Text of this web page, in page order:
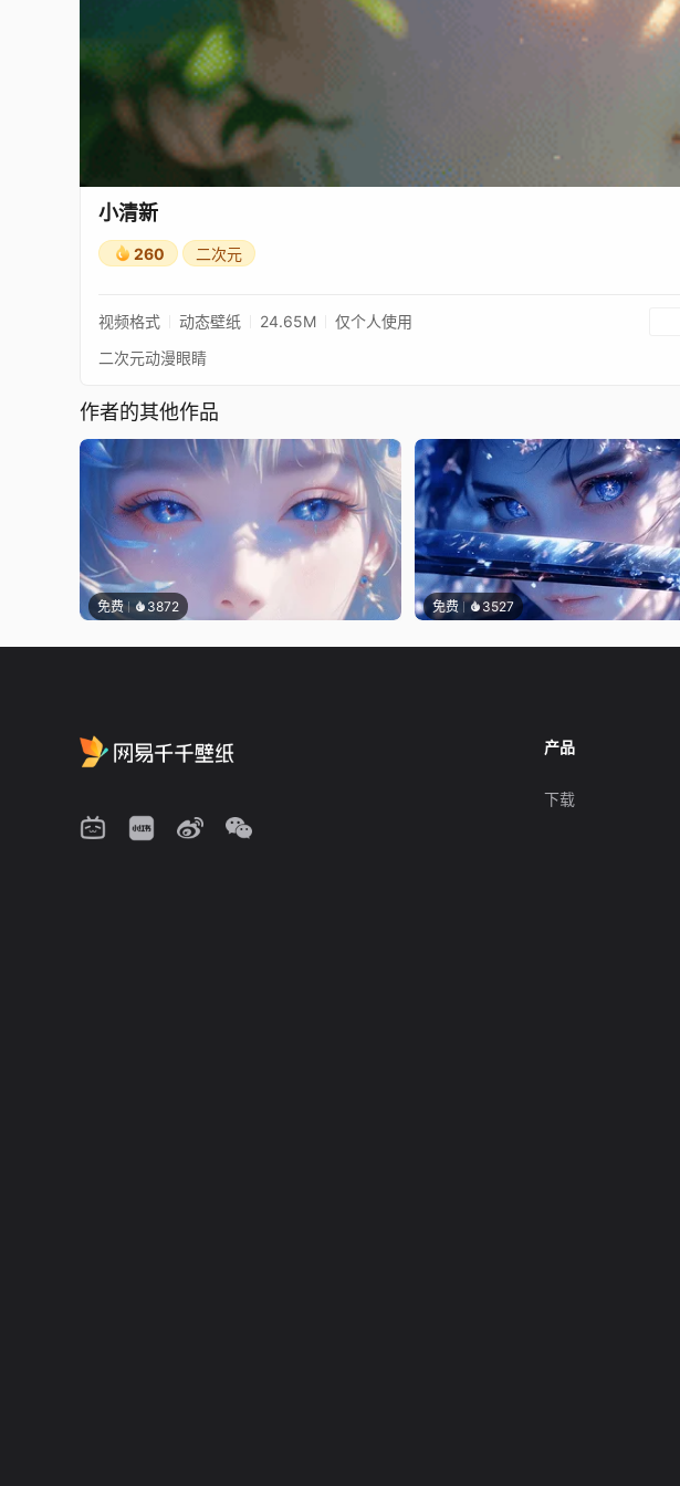
小清新
260 二次元
视频格式 动态壁纸 24.65M 仅个人使用
二次元动漫眼睛
作者的其他作品
免费 3872 免费 3527
产品
下载